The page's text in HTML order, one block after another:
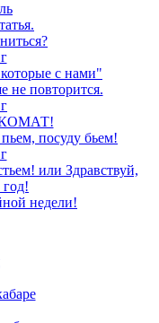
с нами"
не повторится.
посуду бьем!
или Здравствуй,
недели!